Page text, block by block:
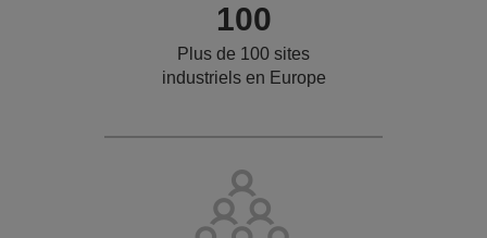
100
Plus de 100 sites
industriels en Europe